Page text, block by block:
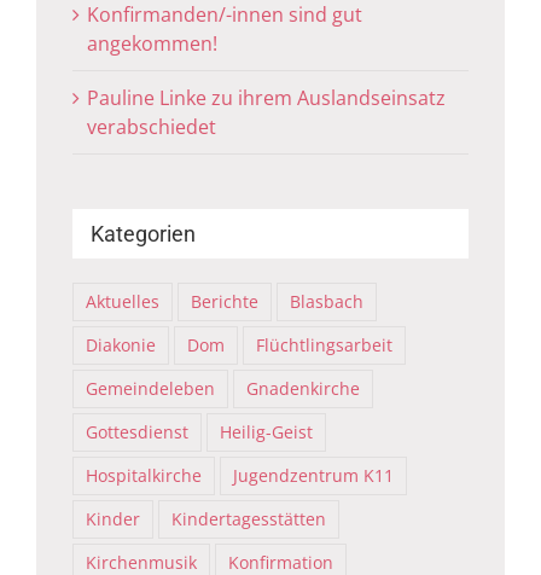
Konfirmanden/-innen sind gut
angekommen!
Pauline Linke zu ihrem Auslandseinsatz
verabschiedet
Kategorien
Aktuelles Berichte
Blasbach
Diakonie
Dom
Flüchtlingsarbeit
Gemeindeleben
Gnadenkirche
Gottesdienst
Heilig-Geist
Hospitalkirche
Jugendzentrum K11
Kinder
Kindertagesstätten
Kirchenmusik
Konfirmation